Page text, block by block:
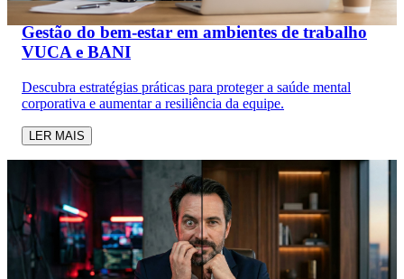
Gestão do bem-estar em ambientes de trabalho
VUCA e BANI
Descubra estratégias práticas para proteger a saúde mental
corporativa e aumentar a resiliência da equipe.
LER MAIS